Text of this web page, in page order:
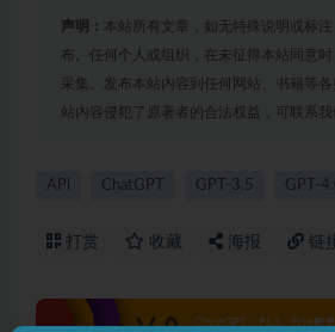
声明： 本站所有文章，如无特殊说明或标
布。任何个人或组织，在未征得本站同意时
采集、发布本站内容到任何网站、书籍等
站内容侵犯了原著者的合法权益，可联系我
APi ChatGPT GPT-3.5 GPT-
打赏 收藏 海报 链